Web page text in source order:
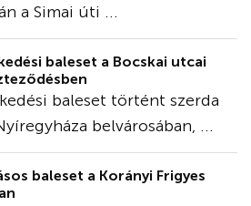
a Simai úti ...
baleset a Bocskai utcai
baleset történt szerda
belvárosában, ...
baleset a Korányi Frigyes